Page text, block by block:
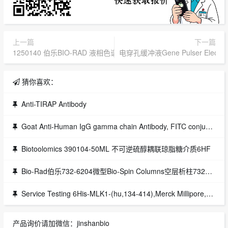
上一篇
1250140 伯乐BIO-RAD 液相色谱分析柱BIO-RAD Aminex HPX-
下一篇
电穿孔缓冲液Gene Pulser
猜你喜欢：
Anti-TIRAP Antibody
Goat Anti-Human IgG gamma chain Antibody, FITC conjugate, Species Adsorbed,Merck Millipore,1EA货号：AP504F
Biotoolomics 390104-50ML 不可逆硫醇耦联琼脂糖介质6HF
Bio-Rad伯乐732-6204微型Bio-Spin Columns空层析柱7326204
Service Testing 6His-MLK1-(hu,134-414),Merck Millipore,货号：14-690DIVIC
产品询价请加微信：jinshanbio